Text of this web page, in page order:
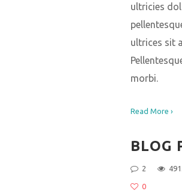
ultricies
ultrices sit
morbi.
Read More ›
BLOG
2
0